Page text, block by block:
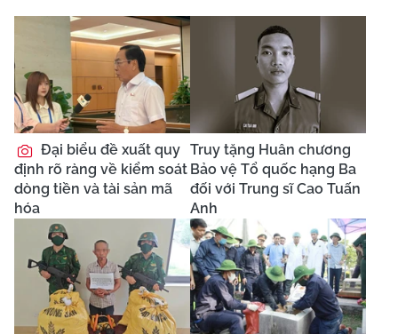
Đại biểu đề xuất quy
định rõ ràng về kiểm soát
dòng tiền và tài sản mã
hóa
Truy tặng Huân chương
Bảo vệ Tổ quốc hạng Ba
đối với Trung sĩ Cao Tuấn
Anh